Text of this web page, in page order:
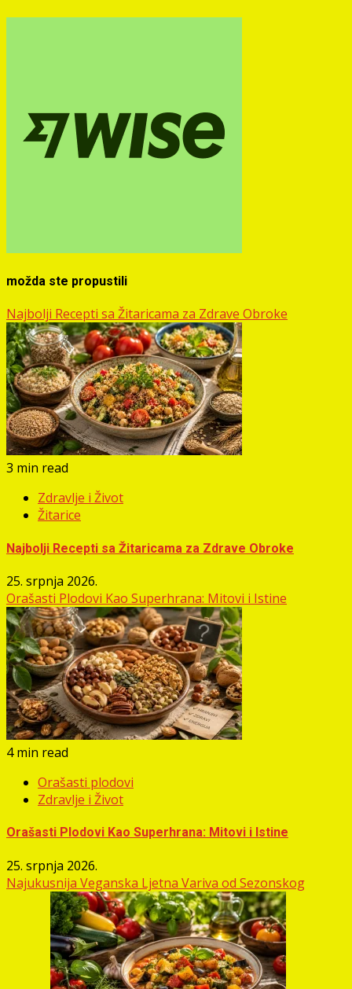
možda ste propustili
Najbolji Recepti sa Žitaricama za Zdrave Obroke
3 min read
Zdravlje i Život
Žitarice
Najbolji Recepti sa Žitaricama za Zdrave Obroke
25. srpnja 2026.
Orašasti Plodovi Kao Superhrana: Mitovi i Istine
4 min read
Orašasti plodovi
Zdravlje i Život
Orašasti Plodovi Kao Superhrana: Mitovi i Istine
25. srpnja 2026.
Najukusnija Veganska Ljetna Variva od Sezonskog